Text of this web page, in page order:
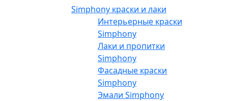
Simphony краски и лаки
Интерьерные краски
Simphony
Лаки и пропитки
Simphony
Фасадные краски
Simphony
Эмали Simphony